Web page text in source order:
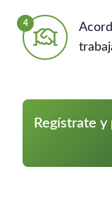
4
Regístrate